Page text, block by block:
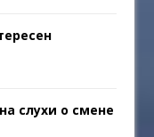
слухи о смене